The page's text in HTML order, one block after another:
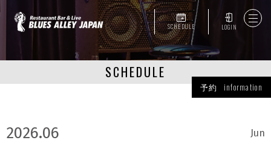
SCHEDULE LOGIN
SCHEDULE
予約 information
2026.06 Jun